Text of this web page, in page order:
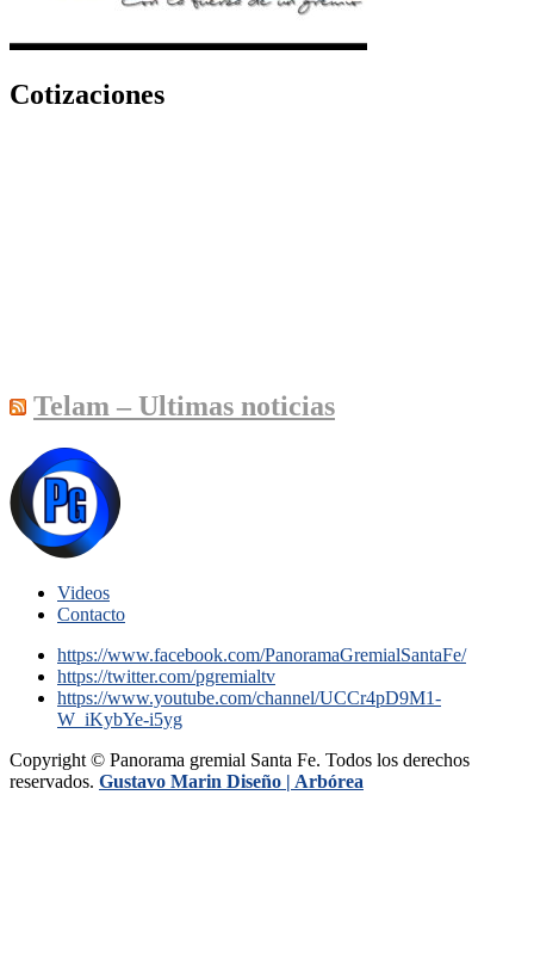
Cotizaciones
Telam – Ultimas noticias
Videos
Contacto
https://www.facebook.com/PanoramaGremialSantaFe/
https://twitter.com/pgremialtv
https://www.youtube.com/channel/UCCr4pD9M1-
W_iKybYe-i5yg
Copyright © Panorama gremial Santa Fe. Todos los derechos
reservados. Gustavo Marin Diseño | Arbórea